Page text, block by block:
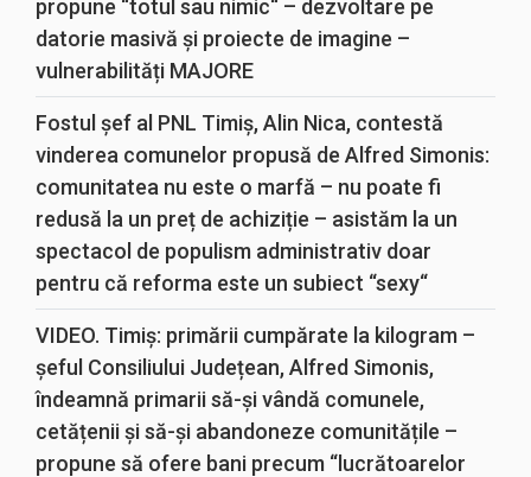
propune “totul sau nimic“ – dezvoltare pe
datorie masivă și proiecte de imagine –
vulnerabilități MAJORE
Fostul șef al PNL Timiș, Alin Nica, contestă
vinderea comunelor propusă de Alfred Simonis:
comunitatea nu este o marfă – nu poate fi
redusă la un preț de achiziție – asistăm la un
spectacol de populism administrativ doar
pentru că reforma este un subiect “sexy“
VIDEO. Timiș: primării cumpărate la kilogram –
șeful Consiliului Județean, Alfred Simonis,
îndeamnă primarii să-și vândă comunele,
cetățenii și să-și abandoneze comunitățile –
propune să ofere bani precum “lucrătoarelor